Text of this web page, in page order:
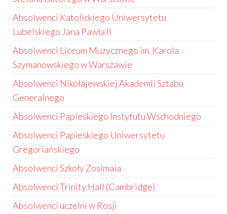
Absolwenci Katolickiego Uniwersytetu
Lubelskiego Jana Pawła II
Absolwenci Liceum Muzycznego im. Karola
Szymanowskiego w Warszawie
Absolwenci Nikołajewskiej Akademii Sztabu
Generalnego
Absolwenci Papieskiego Instytutu Wschodniego
Absolwenci Papieskiego Uniwersytetu
Gregoriańskiego
Absolwenci Szkoły Zosimaia
Absolwenci Trinity Hall (Cambridge)
Absolwenci uczelni w Rosji